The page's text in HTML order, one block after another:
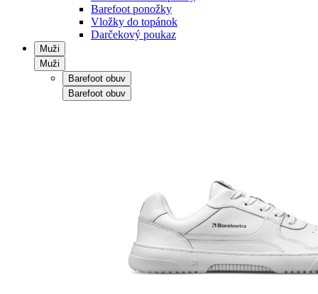
Barefoot ponožky
Vložky do topánok
Darčekový poukaz
Muži
Muži
Barefoot obuv
Barefoot obuv